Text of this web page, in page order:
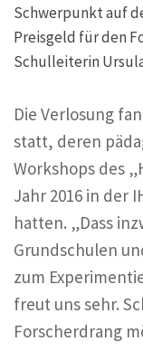
Schwerpunkt auf
Preisgeld für den
Schulleiterin
Die Verlosung
statt, deren
Workshops des
Jahr 2016 in der
hatten. „Dass
Grundschulen
zum
freut uns sehr.
Forscherdrang